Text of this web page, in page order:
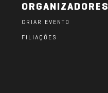
ORGANIZADORES
CRIAR EVENTO
FILIAÇÕES